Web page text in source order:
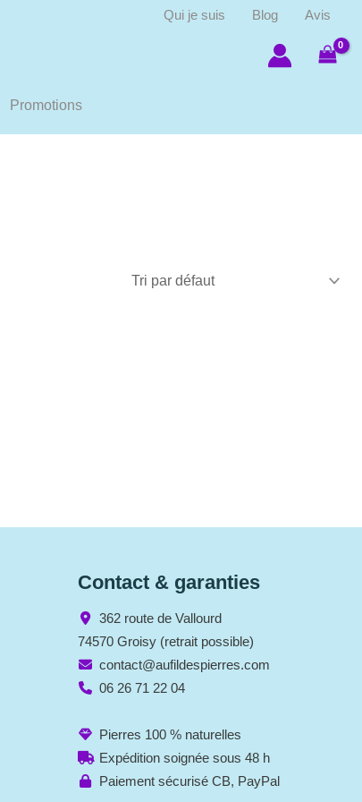
Qui je suis Blog
Avis
Promotions
Contact & garanties
362 route de Vallourd
74570 Groisy (retrait possible)
contact@aufildespierres.com
06 26 71 22 04
Pierres 100 % naturelles
Expédition soignée sous 48 h
Paiement sécurisé CB, PayPal